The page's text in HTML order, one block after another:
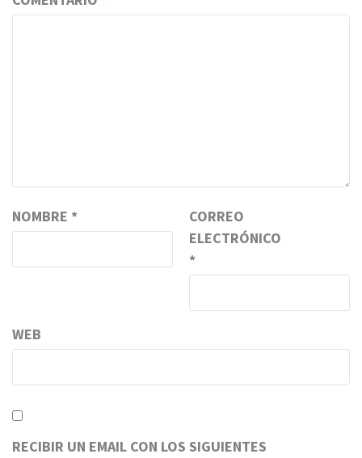
NOMBRE *
CORREO
ELECTRÓNICO
*
WEB
RECIBIR UN EMAIL CON LOS SIGUIENTES